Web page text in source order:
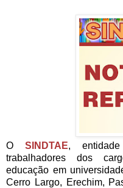
O SINDTAE,
trabalhadores dos
educação em
Cerro Largo, Erechim,